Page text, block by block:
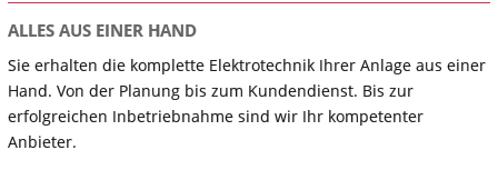
ALLES AUS EINER HAND
Sie erhalten die komplette Elektrotechnik Ihrer Anlage aus einer
Hand. Von der Planung bis zum Kundendienst. Bis zur
erfolgreichen Inbetriebnahme sind wir Ihr kompetenter
Anbieter.